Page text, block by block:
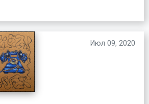
Июл 09, 2020